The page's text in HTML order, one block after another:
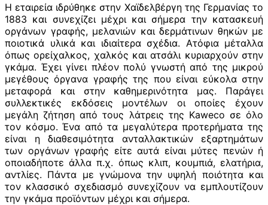
Η εταιρεία ιδρύθηκε στην Χαϊδελβέργη της Γερμανίας το
1883 και συνεχίζει μέχρι και σήμερα την κατασκευή
οργάνων γραφής, μελανιών και δερμάτινων θηκών με
ποιοτικά υλικά και ιδιαίτερα σχέδια. Ατόφια μέταλλα
όπως ορείχαλκος, χαλκός και ατσάλι κυριαρχούν στην
γκάμα. Έχει γίνει πλέον πολύ γνωστή από της μικρού
μεγέθους όργανα γραφής της που είναι εύκολα στην
μεταφορά και στην καθημερινότητα μας. Παράγει
συλλεκτικές εκδόσεις μοντέλων οι οποίες έχουν
μεγάλη ζήτηση από τους λάτρεις της Kaweco σε όλο
τον κόσμο. Ένα από τα μεγαλύτερα προτερήματα της
είναι η διαθεσιμότητα ανταλλακτικών εξαρτημάτων
των οργάνων γραφής είτε αυτά είναι μύτες πενών ή
οποιαδήποτε άλλα π.χ. όπως κλιπ, κουμπιά, ελατήρια,
αντλίες. Πάντα με γνώμονα την υψηλή ποιότητα και
τον κλασσικό σχεδιασμό συνεχίζουν να εμπλουτίζουν
την γκάμα προϊόντων μέχρι και σήμερα.